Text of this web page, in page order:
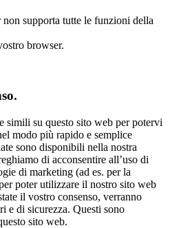
supporta tutte le funzioni della
browser.
simili su questo sito web per potervi
modo più rapido e semplice
sono disponibili nella nostra
di acconsentire all’uso di
di marketing (ad es. per la
poter utilizzare il nostro sito web
il vostro consenso, verranno
e di sicurezza. Questi sono
sito web.